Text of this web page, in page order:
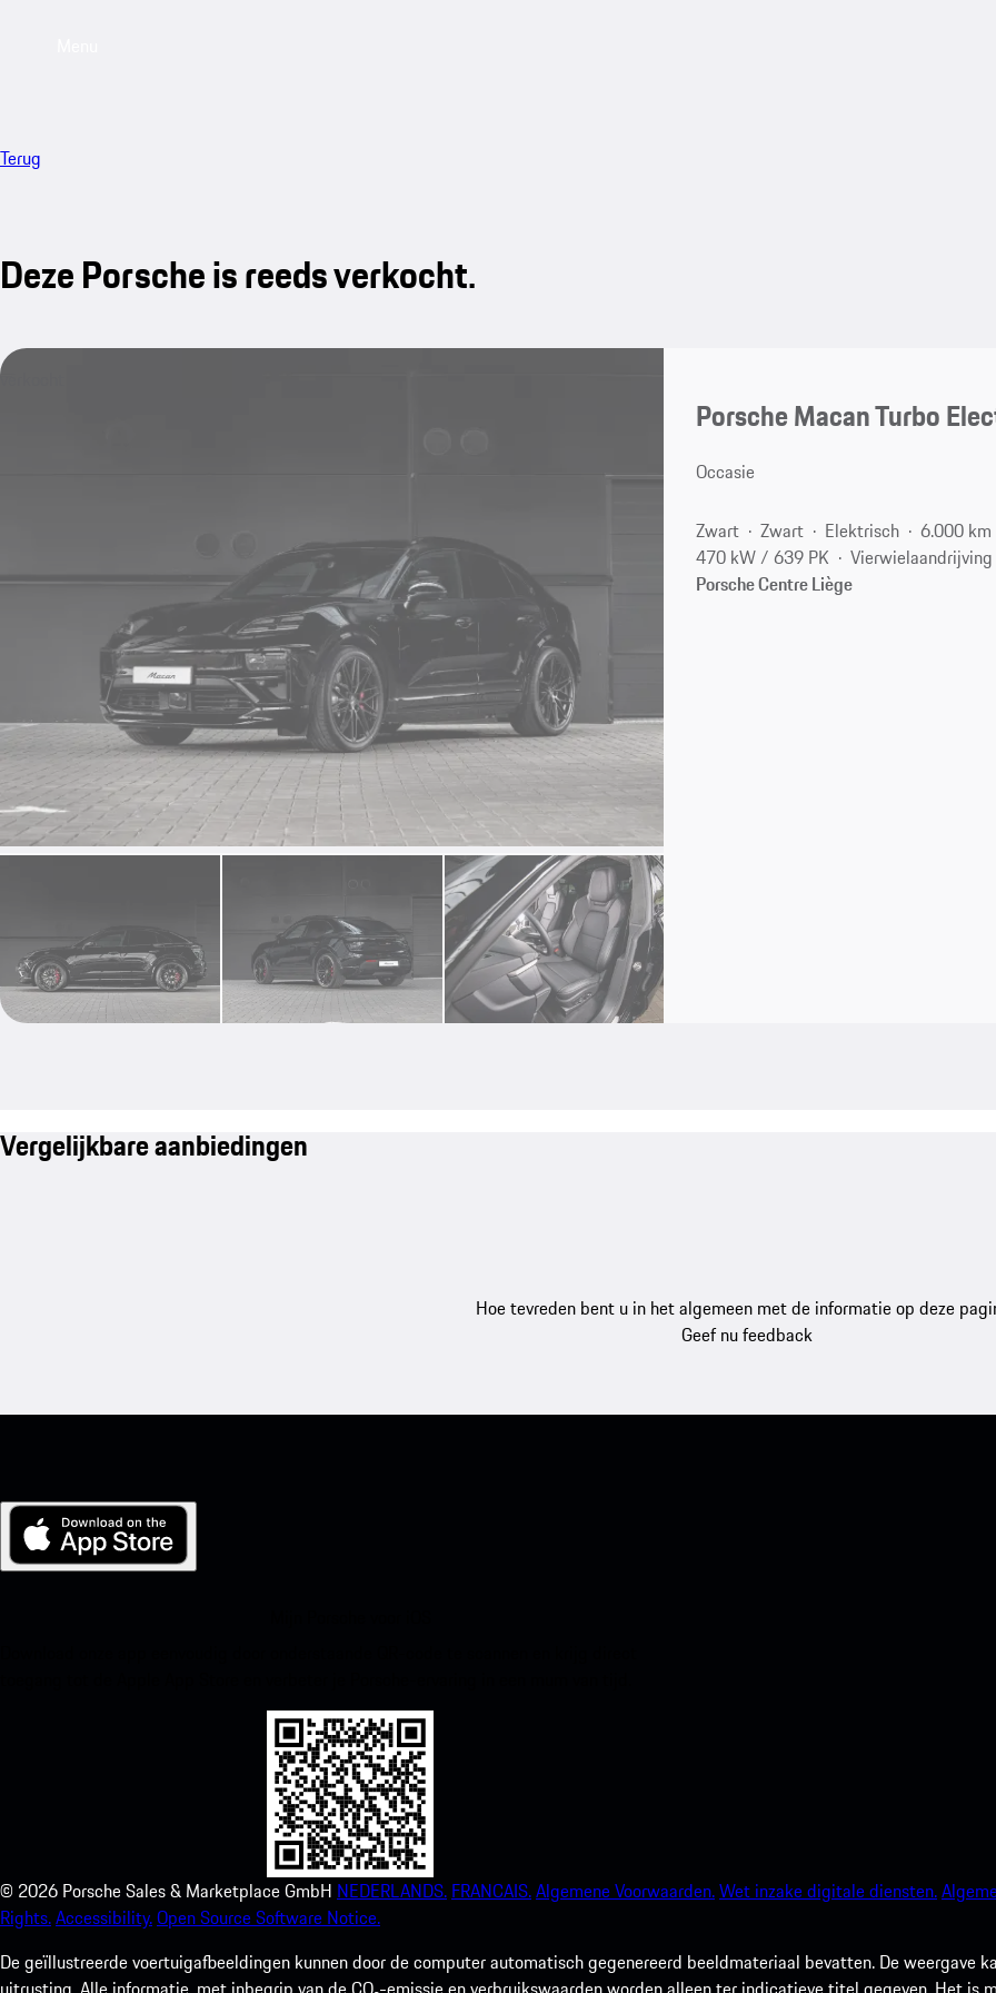
Terug
Deze Porsche is reeds verkocht.
verkocht
Porsche Macan Turbo
Occasie
Zwart Zwart Elektrisch
6.000 km
470 kW / 639 PK
Vierwielaandrijving
Porsche Centre Liège
Vergelijkbare aanbiedingen
Hoe tevreden bent u in het algemeen met de informatie op deze
Geef nu feedback
© 2026 Porsche Sales & Marketplace GmbH NEDERLANDS. FRANCAIS.Algemene Voorwaarden.Wet inzake digitale diensten.
Rights.Accessibility.Open Source Software Notice.
De geïllustreerde voertuigafbeeldingen kunnen door de computer automatisch gegenereerd beeldmateriaal bevatten. De